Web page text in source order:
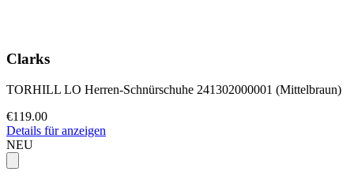
Clarks
TORHILL LO Herren-Schnürschuhe 241302000001 (Mittelbraun)
€119.00
Details für anzeigen
NEU